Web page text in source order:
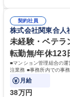
道路施設や道路工事
へ配属。※業務内容変更の範
ープ】総合職（事務
部門など多岐に渡る
事業の他、新宿駅西
イン」の管理運営を
います。 学歴・資格 学歴：大学院 大学 高専 短大 専修学校 高校 語学力：
資格：
契約社員
株式会社関東合人
未経験・ベテラ
転勤無/年休123
■マンション管理組合の
注業務 ■事務所内での事
月給
38万円